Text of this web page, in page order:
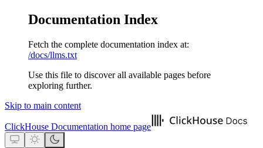
Documentation Index
Fetch the complete documentation index at:
/docs/llms.txt
Use this file to discover all available pages before
exploring further.
Skip to main content
ClickHouse Documentation home page